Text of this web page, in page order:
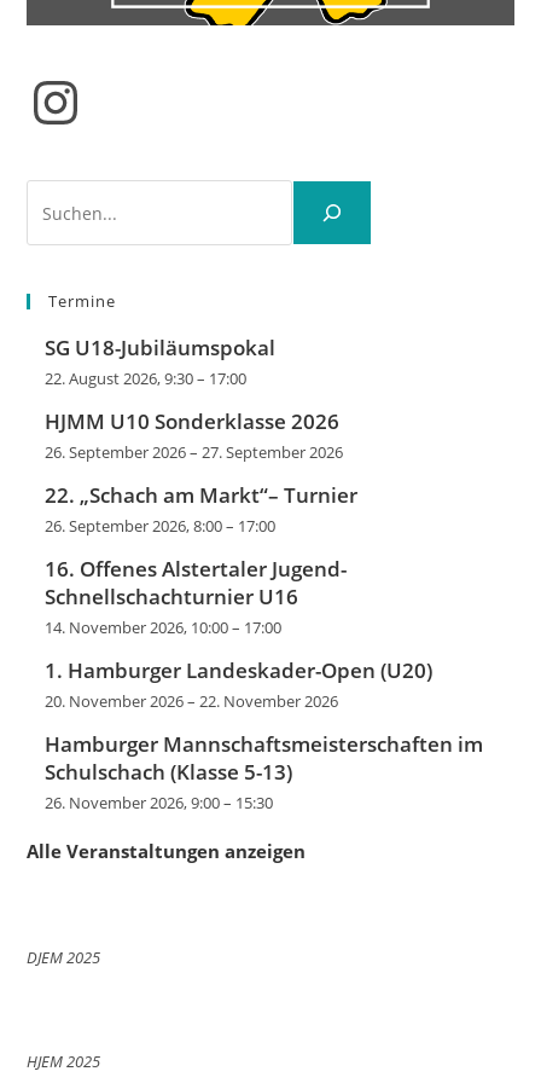
Instagram
Termine
SG U18-Jubiläumspokal
22. August 2026, 9:30– 17:00
HJMM U10 Sonderklasse 2026
26. September 2026–27. September 2026
22. „Schach am Markt“– Turnier
26. September 2026, 8:00– 17:00
16. Offenes Alstertaler Jugend-
Schnellschachturnier U16
14. November 2026, 10:00– 17:00
1. Hamburger Landeskader-Open (U20)
20. November 2026–22. November 2026
Hamburger Mannschaftsmeisterschaften im
Schulschach (Klasse 5-13)
26. November 2026, 9:00– 15:30
Alle Veranstaltungen anzeigen
DJEM 2025
HJEM 2025